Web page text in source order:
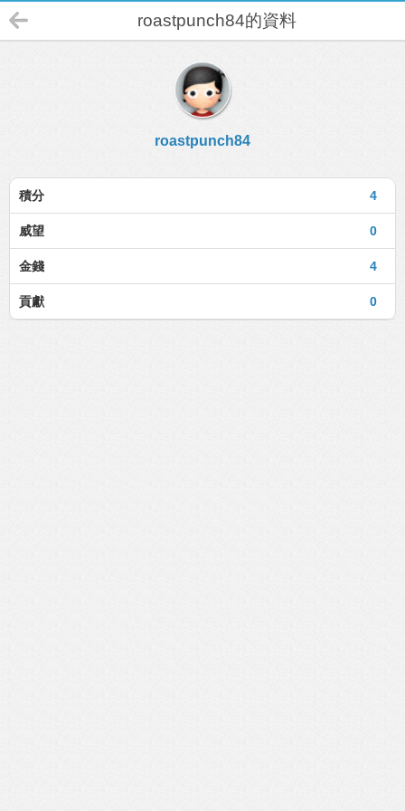
roastpunch84的資料
roastpunch84
4
積分
0
威望
4
金錢
0
貢獻